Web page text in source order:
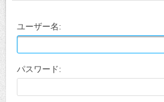
ユーザー名:
パスワード: